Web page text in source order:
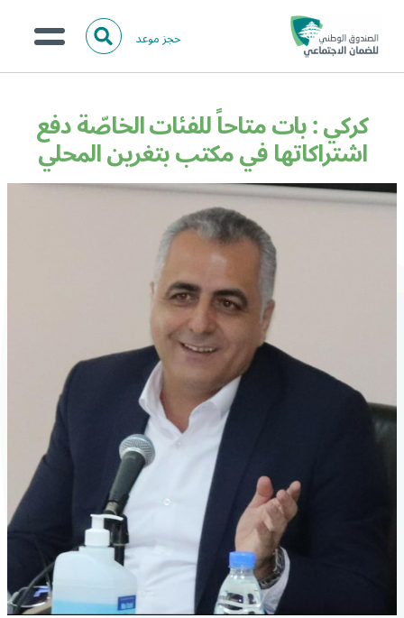
حجز موعد ا
ل
ث
من نحن؟
الخدمات الالكترونية
المركز الإعلامي
تواصل معنا
البحث
كركي : بات متاحاً للفئات الخاصّة دفع
اشتراكاتها في مكتب بتغرين المحلي